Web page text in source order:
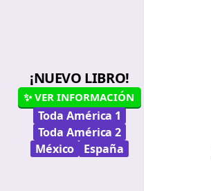
¡NUEVO LIBRO!
✨ VER INFORMACIÓN
Toda América 1
Toda América 2
México
España